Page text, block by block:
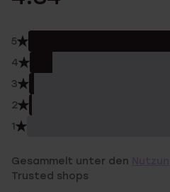
5
4
3
2
1
Gesammelt unter den
Trusted shops